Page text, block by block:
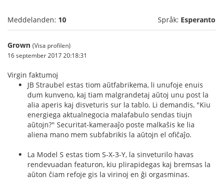
Meddelanden: 10 Språk: Esperanto
Grown (Visa profilen)
16 september 2017 20:18:31
Virgin faktumoj
JB Straubel estas tiom aŭtfabrikema, li unufoje enuis
dum kunveno, kaj tiam malgrandetaj aŭtoj unu post la
alia aperis kaj disveturis sur la tablo. Li demandis, "Kiu
energiega aktualnegocia malafabulo sendas tiujn
aŭtojn?" Securitat-kameraaĵo poste malkaŝis ke lia
aliena mano mem subfabrikis la aŭtojn el ofiĉaĵo.
La Model S estas tiom S-X-3-Y, la sinveturilo havas
rendevuadan featuron, kiu plirapidegas kaj bremsas la
aŭton ĉiam refoje gis la virinoj en ĝi orgasminas.